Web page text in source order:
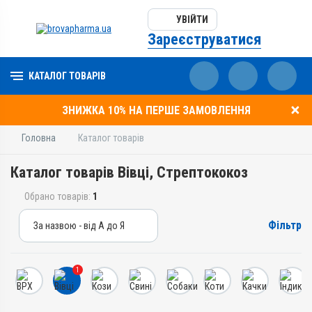
УВІЙТИ
Зареєструватися
КАТАЛОГ ТОВАРІВ
ЗНИЖКА 10% НА ПЕРШЕ ЗАМОВЛЕННЯ
Головна Каталог товарів
Каталог товарів Вівці, Стрептококоз
Обрано товарів: 1
За назвою - від А до Я
За ціною – від дорогих
Фільтр
1